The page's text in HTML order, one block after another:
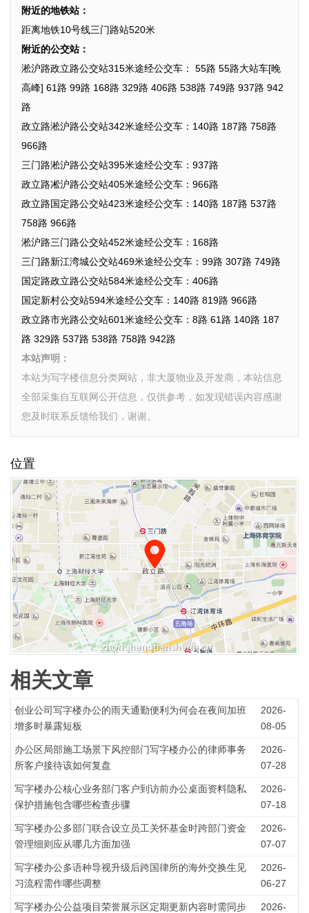
附近的地铁站：
距离地铁10号线三门路站520米
附近的公交站：
淞沪路政立路公交站315米途经公交车： 55路 55路大站车[晚
高峰] 61路 99路 168路 329路 406路 538路 749路 937路 942
路
政立路淞沪路公交站342米途经公交车：140路 187路 758路
966路
三门路淞沪路公交站395米途经公交车：937路
政立路凇沪路公交站405米途经公交车：966路
政立路国定路公交站423米途经公交车：140路 187路 537路
758路 966路
淞沪路三门路公交站452米途经公交车：168路
三门路新江湾城公交站469米途经公交车：99路 307路 749路
国定路政立路公交站584米途经公交车：406路
国定新村公交站594米途经公交车：140路 819路 966路
政立路市光路公交站601米途经公交车：8路 61路 140路 187
路 329路 537路 538路 758路 942路
本站声明：
本站为写字楼信息分类网站，非大厦物业及开发商，本站信息
全部采集自互联网公开信息，仅供参考，如发现错误内容感谢
您及时联系反馈给我们，谢谢。
位置
相关文章
创业公司写字楼办公的雨天通勤便利为何会在夜间加班
增多时暴露短板
2026-
08-05
办公区局部施工场景下风控部门写字楼办公的律师事务
所客户接待该如何复盘
2026-
07-28
写字楼办公核心业务部门客户到访前办公桌面资料隐私
保护措施包含哪些检查步骤
2026-
07-18
写字楼办公多部门联合设立员工关怀基金时跨部门资金
管理细则应从哪几方面加强
2026-
07-07
写字楼办公多语种导视升级后跨国律所的海外交换生见
习流程需作哪些调整
2026-
06-27
写字楼办公公益项目荣誉展示区定期更新内容时需同步
2026-